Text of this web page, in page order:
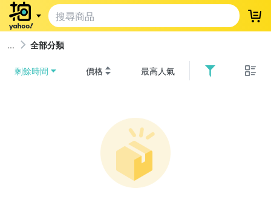
登
全部分類
剩餘時間 價格 最高人氣